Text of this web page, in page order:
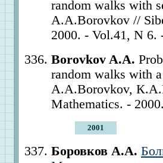
random walks with
A.A.Borovkov //
2000. - Vol.41, N 6.
Borovkov A.A.
random walks with
A.A.Borovkov,
Mathematics. -
2001
Боровков А.А.